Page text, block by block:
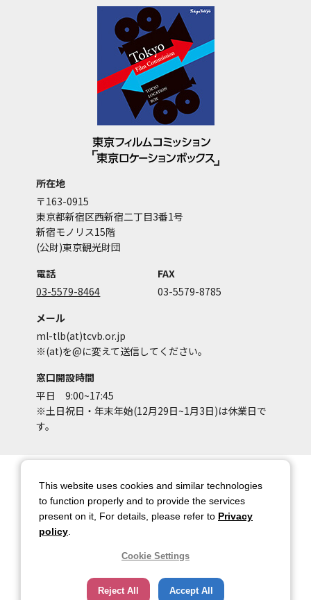
所在地
〒163-0915
東京都新宿区西新宿二丁目3番1号
新宿モノリス15階
(公財)東京観光財団
電話
03-5579-8464
FAX
03-5579-8785
メール
ml-tlb(at)tcvb.or.jp
※(at)を@に変えて送信してください。
窓口開設時間
平日 9:00~17:45
※土日祝日・年末年始(12月29日~1月3日)は休業日で
す。
アカウントポリシー
個人情報保護方針
著作権について
お問い合わせ
都庁総合ページへのリンク
トップページ
This website uses cookies and similar technologies
to function properly and to provide the services
present on it, For details, please refer to Privacy
policy
Cookie Settings
Reject All Accept All